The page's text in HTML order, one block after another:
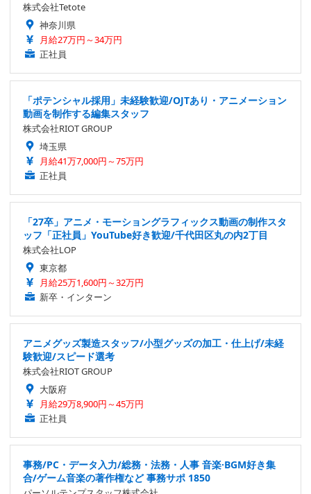
株式会社Tetote
神奈川県
月給27万円～34万円
正社員
「ポテンシャル採用」未経験歓迎/OJTあり・アニメーション
動画を制作する編集スタッフ
株式会社RIOT GROUP
埼玉県
月給41万7,000円～75万円
正社員
「27卒」アニメ・モーショングラフィックス動画の制作スタ
ッフ「正社員」YouTube好き歓迎/千代田区丸の内2丁目
株式会社LOP
東京都
月給25万1,600円～32万円
新卒・インターン
アニメグッズ製造スタッフ/小型グッズの加工・仕上げ/未経
験歓迎/スピード選考
株式会社RIOT GROUP
大阪府
月給29万8,900円～45万円
正社員
事務/PC・データ入力/総務・法務・人事 音楽·BGM好き集
合/ゲーム音楽の著作権など 事務サポ 1850